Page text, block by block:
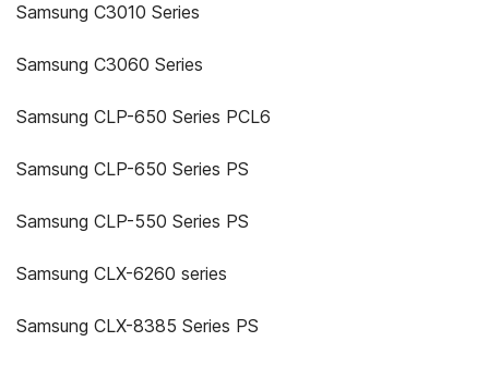
Samsung C3010 Series
Samsung C3060 Series
Samsung CLP-650 Series PCL6
Samsung CLP-650 Series PS
Samsung CLP-550 Series PS
Samsung CLX-6260 series
Samsung CLX-8385 Series PS